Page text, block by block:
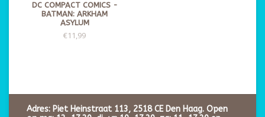
DC COMPACT COMICS -
BATMAN: ARKHAM
ASYLUM
€11,99
Adres: Piet Heinstraat 113, 2518 CE Den Haag. Open